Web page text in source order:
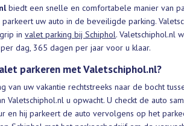
biedt een snelle en comfortabele manier van
parkeert uw auto in de beveiligde parking.
in valet parking bij Schiphol. Valetschiphol.nl
dag, 365 dagen per jaar voor u klaar.
parkeren met Valetschiphol.nl?
van uw vakantie rechtstreeks naar de bocht
Valetschiphol.nl u opwacht. U checkt de auto
en hij parkeert de auto vervolgens op het